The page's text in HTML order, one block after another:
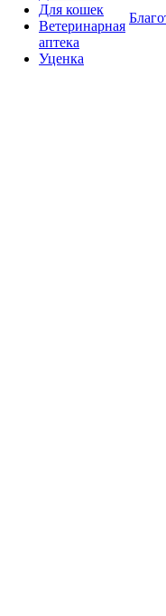
Для кошек
Ветеринарная
аптека
Уценка